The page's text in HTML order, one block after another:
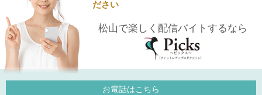
ださい
松山で楽しく配信バイトするなら
お電話はこちら